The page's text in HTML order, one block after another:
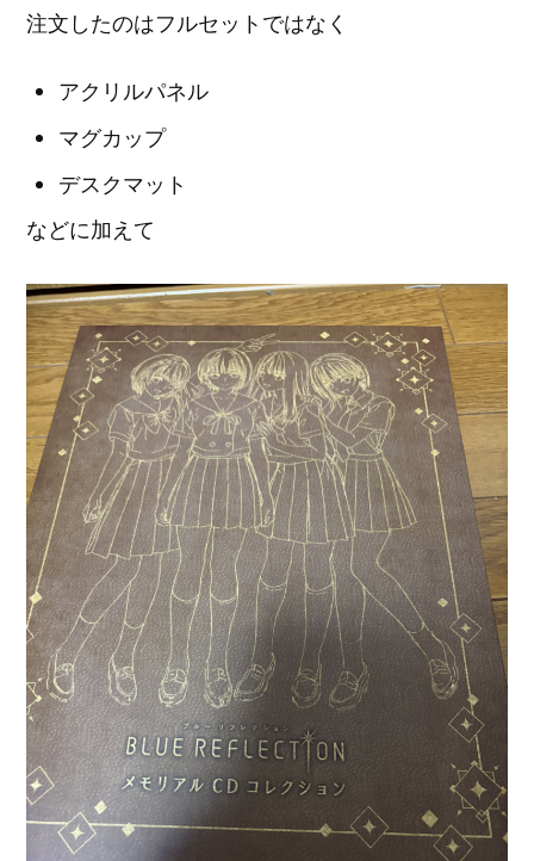
注文したのはフルセットではなく
アクリルパネル
マグカップ
デスクマット
などに加えて